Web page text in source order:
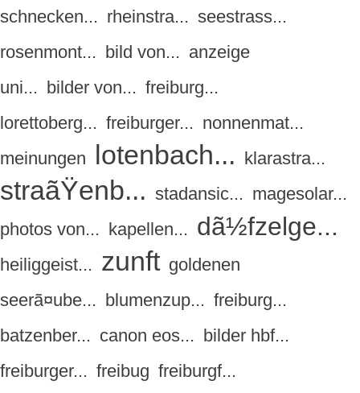
schnecken... rheinstra... seestrass...
rosenmont... bild von... anzeige
uni... bilder von... freiburg...
lorettoberg... freiburger... nonnenmat...
meinungen lotenbach... klarastra...
straãŸenb... stadansic... magesolar...
photos von... kapellen... dã½fzelge...
heiliggeist... zunft goldenen
seerã¤ube... blumenzup... freiburg...
batzenber... canon eos... bilder hbf...
freiburger... freibug freiburgf...